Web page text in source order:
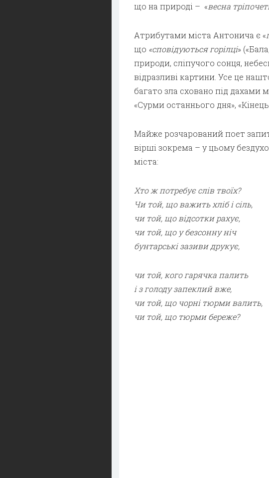
що на природі – «весна
Атрибутами міста Антонича є «
що «сповідуються горілці»
природи, сліпучого сонця,
відразливі картини. Усе це
багато зла сховано під дахами
«Сурми останнього дня», «Кінець
Майже розчарований поет
вірші зокрема – у цьому
міста:
Хто ж потребує слів твоїх?
Чи той, що важить хліб і сіль,
чи той, що відсотки рахує,
чи той, що у безсонну ніч
бунтарські зазиви друкує,
чи той, кого гарячка палить
і з голоду запеклий вже,
чи той, що чорні тюрми валить,
чи той, що тюрми береже?